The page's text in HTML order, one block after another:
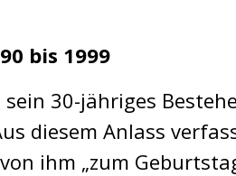
bis 1999
30-jähriges
diesem Anlass
ihm „zum